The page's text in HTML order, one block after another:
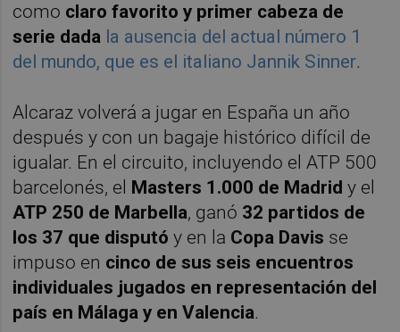
como claro favorito y primer cabeza de
serie dada la ausencia del actual número 1
del mundo, que es el italiano Jannik Sinner.
Alcaraz volverá a jugar en España un año
después y con un bagaje histórico difícil de
igualar. En el circuito, incluyendo el ATP 500
barcelonés, el Masters 1.000 de Madridy el
ATP 250 de Marbella, ganó 32 partidos de
los 37 que disputó y en la Copa Davis se
impuso en cinco de sus seis encuentros
individuales jugados en representación del
país en Málaga y en Valencia.